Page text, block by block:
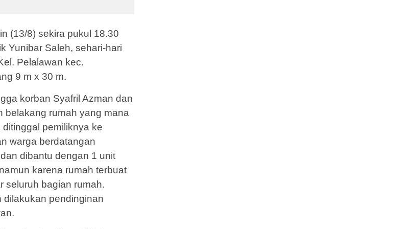
(13/8) sekira pukul 18.30
Yunibar Saleh, sehari-hari
Pelalawan kec.
9 m x 30 m.
korban Syafril Azman dan
belakang rumah yang mana
pemiliknya ke
warga berdatangan
dibantu dengan 1 unit
karena rumah terbuat
seluruh bagian rumah.
dilakukan pendinginan